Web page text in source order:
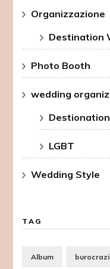
Organizzazione
Destination
Photo Booth
wedding
LGBT
Wedding Style
TAG
Album